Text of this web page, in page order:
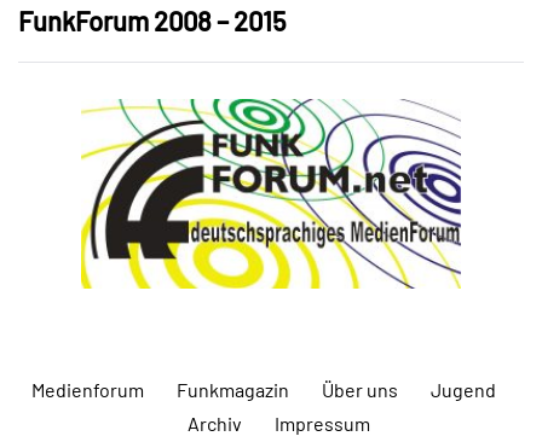
FunkForum 2008 – 2015
Medienforum Funkmagazin Über uns
Jugend
Archiv
Impressum